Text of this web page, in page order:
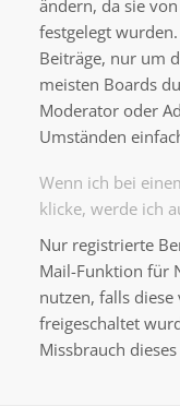
ändern, da sie
festgelegt
Beiträge, nur um
meisten Boards
Moderator oder
Umständen
Wenn ich bei
klicke, werde ich
Nur registrierte
Mail-Funktion für
nutzen, falls
freigeschaltet
Missbrauch